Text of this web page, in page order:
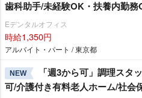
歯科助手/未経験OK・扶養内勤務
Eデンタルオフィス
時給1,350円
アルバイト・パート / 東京都
NEW
「週3から可」調理スタ
可/介護付き有料老人ホーム/社会